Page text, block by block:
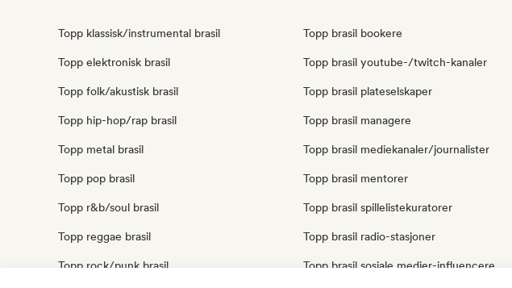
Topp klassisk/instrumental brasil
Topp elektronisk brasil
Topp folk/akustisk brasil
Topp hip-hop/rap brasil
Topp metal brasil
Topp pop brasil
Topp r&b/soul brasil
Topp reggae brasil
Topp rock/punk brasil
Topp brasil bookere
Topp brasil youtube-/twitch-kanaler
Topp brasil plateselskaper
Topp brasil managere
Topp brasil mediekanaler/journalister
Topp brasil mentorer
Topp brasil spillelistekuratorer
Topp brasil radio-stasjoner
Topp brasil sosiale medier-influencere